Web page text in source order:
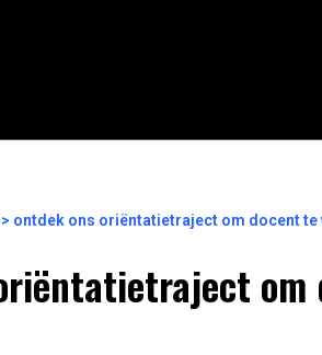
ontdek ons oriëntatietraject om docent te
om